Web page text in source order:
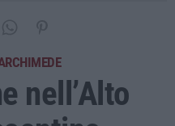
nell’Alto